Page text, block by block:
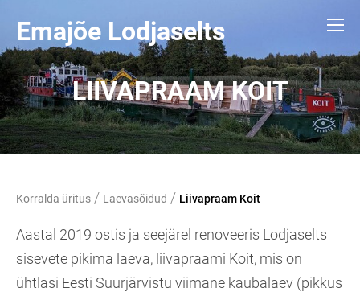
Emajõe Lodjaselts
LIIVAPRAAM KOIT
Korralda üritus / Laevasõidud / Liivapraam Koit
Aastal 2019 ostis ja seejärel renoveeris Lodjaselts
sisevete pikima laeva, liivapraami Koit, mis on
ühtlasi Eesti Suurjärvistu viimane kaubalaev (pikkus